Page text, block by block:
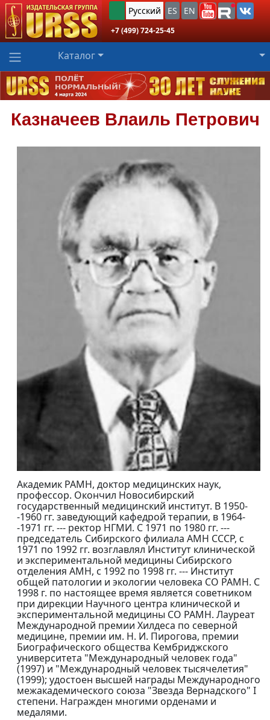
Русский ES EN
+7 (499) 724-25-45
Каталог
Казначеев Влаиль Петрович
Академик РАМН, доктор медицинских наук,
профессор. Окончил Новосибирский
государственный медицинский институт. В 1950-
-1960 гг. заведующий кафедрой терапии, в 1964-
-1971 гг. --- ректор НГМИ. С 1971 по 1980 гг. ---
председатель Сибирского филиала АМН СССР, с
1971 по 1992 гг. возглавлял Институт клинической
и экспериментальной медицины Сибирского
отделения АМН, с 1992 по 1998 гг. --- Институт
общей патологии и экологии человека СО РАМН. С
1998 г. по настоящее время является советником
при дирекции Научного центра клинической и
экспериментальной медицины СО РАМН. Лауреат
Международной премии Хилдеса по северной
медицине, премии им. Н. И. Пирогова, премии
Биографического общества Кембриджского
университета "Международный человек года"
(1997) и "Международный человек тысячелетия"
(1999); удостоен высшей награды Международного
межакадемического союза "Звезда Вернадского" I
степени. Награжден многими орденами и
медалями.